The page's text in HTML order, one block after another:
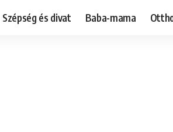
Szépség és divat Baba-mama